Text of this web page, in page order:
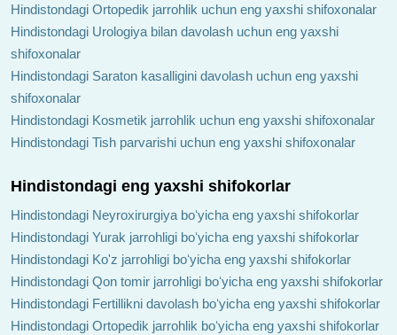
Hindistondagi Ortopedik jarrohlik uchun eng yaxshi shifoxonalar
Hindistondagi Urologiya bilan davolash uchun eng yaxshi
shifoxonalar
Hindistondagi Saraton kasalligini davolash uchun eng yaxshi
shifoxonalar
Hindistondagi Kosmetik jarrohlik uchun eng yaxshi shifoxonalar
Hindistondagi Tish parvarishi uchun eng yaxshi shifoxonalar
Hindistondagi eng yaxshi shifokorlar
Hindistondagi Neyroxirurgiya boʻyicha eng yaxshi shifokorlar
Hindistondagi Yurak jarrohligi boʻyicha eng yaxshi shifokorlar
Hindistondagi Ko'z jarrohligi boʻyicha eng yaxshi shifokorlar
Hindistondagi Qon tomir jarrohligi boʻyicha eng yaxshi shifokorlar
Hindistondagi Fertillikni davolash boʻyicha eng yaxshi shifokorlar
Hindistondagi Ortopedik jarrohlik boʻyicha eng yaxshi shifokorlar